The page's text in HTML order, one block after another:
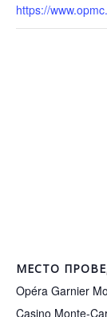
https://
МЕСТО
Opéra Garnier
Casino Monte-